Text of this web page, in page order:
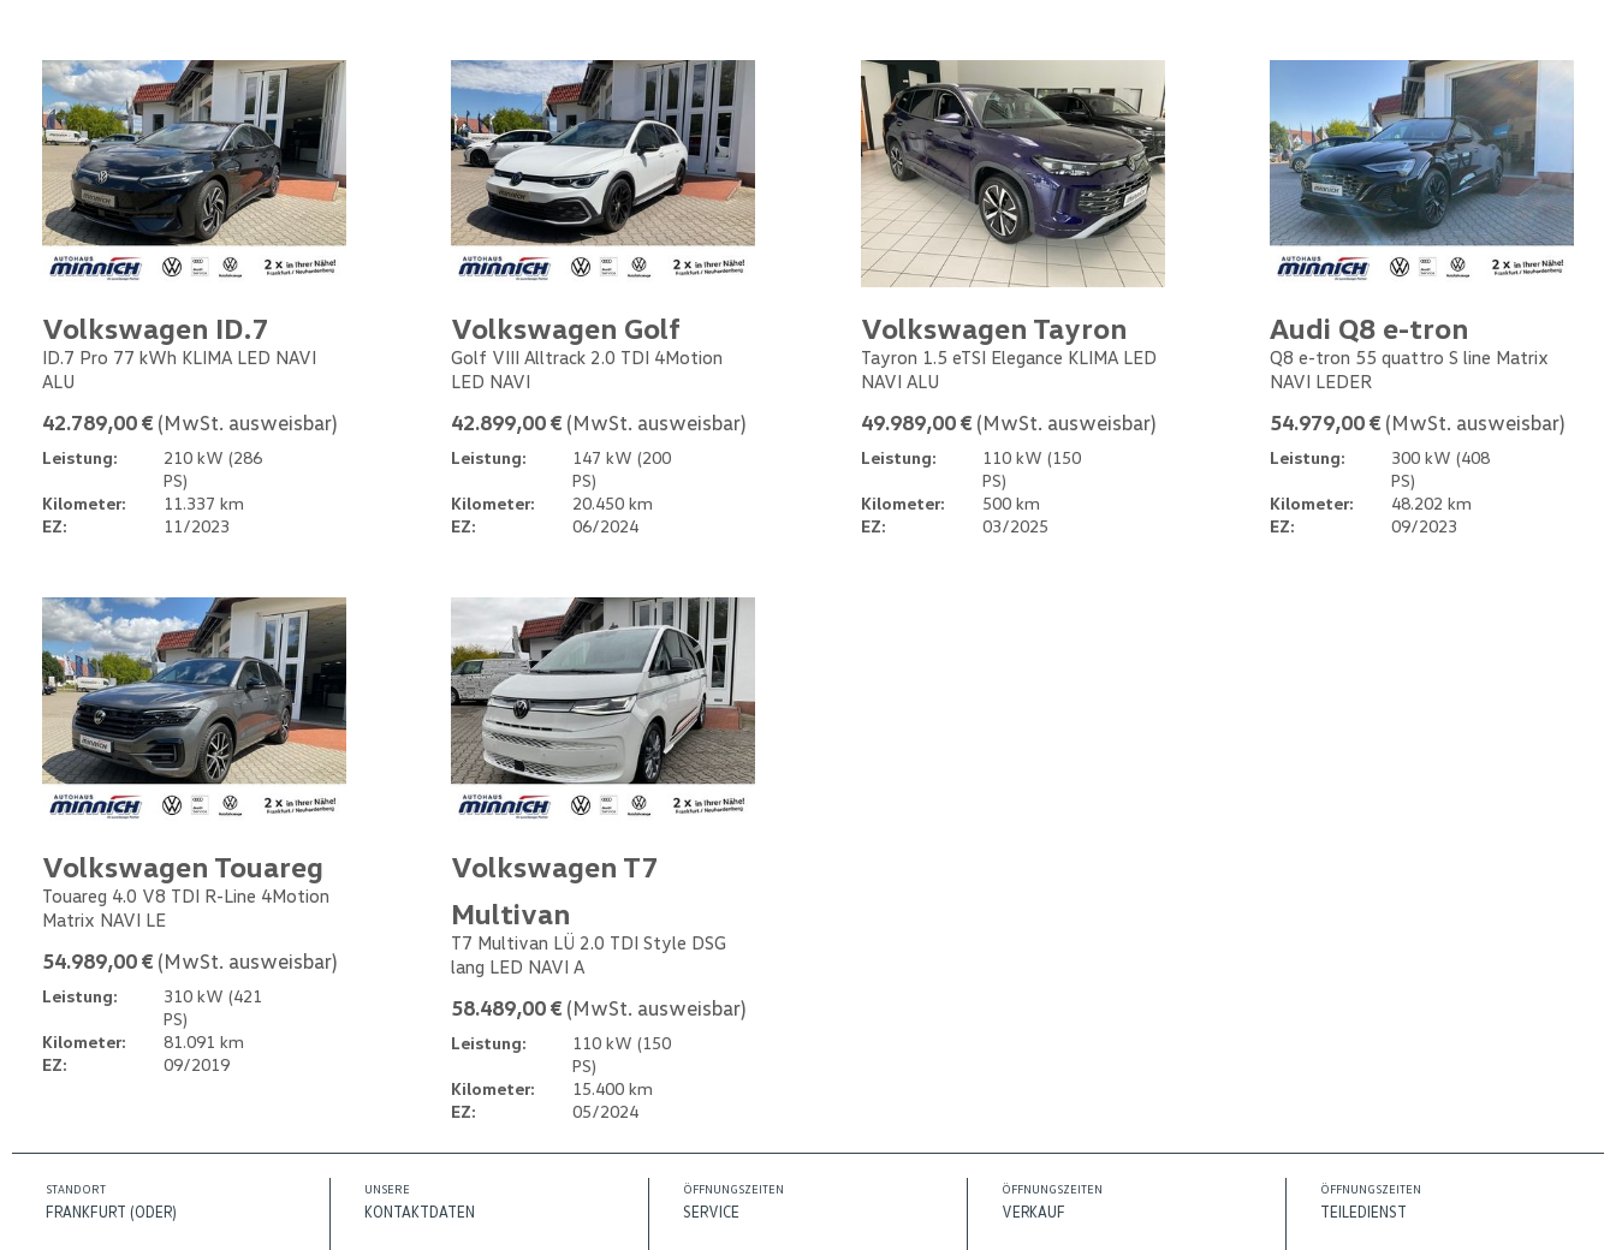
Volkswagen ID.7
ID.7 Pro 77 kWh KLIMA LED NAVI
ALU
42.789,00 € (MwSt. ausweisbar)
Leistung:
210 kW (286
PS)
Kilometer:
11.337 km
EZ:
11/2023
Volkswagen Golf
Golf VIII Alltrack 2.0 TDI 4Motion
LED NAVI
42.899,00 € (MwSt. ausweisbar)
Leistung:
147 kW (200
PS)
Kilometer:
20.450 km
EZ:
06/2024
Volkswagen Tayron
Tayron 1.5 eTSI Elegance KLIMA LED
NAVI ALU
49.989,00 € (MwSt. ausweisbar)
Leistung:
110 kW (150
PS)
Kilometer:
500 km
EZ:
03/2025
Audi Q8 e-tron
Q8 e-tron 55 quattro S line Matrix
NAVI LEDER
54.979,00 € (MwSt. ausweisbar)
Leistung:
300 kW (408
PS)
Kilometer:
48.202 km
EZ:
09/2023
Volkswagen Touareg
Touareg 4.0 V8 TDI R-Line 4Motion
Matrix NAVI LE
54.989,00 € (MwSt. ausweisbar)
Leistung:
310 kW (421
PS)
Kilometer:
81.091 km
EZ:
09/2019
Volkswagen T7
Multivan
T7 Multivan LÜ 2.0 TDI Style DSG
lang LED NAVI A
58.489,00 € (MwSt. ausweisbar)
Leistung:
110 kW (150
PS)
Kilometer:
15.400 km
EZ:
05/2024
STANDORT
FRANKFURT (ODER)
UNSERE
KONTAKTDATEN
ÖFFNUNGSZEITEN
SERVICE
ÖFFNUNGSZEITEN
VERKAUF
ÖFFNUNGSZEITEN
TEILEDIENST